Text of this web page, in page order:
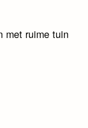
met ruime tuin